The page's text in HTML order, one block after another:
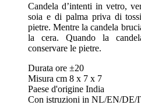
Candela d’intenti in vetro,
soia e di palma priva di
pietre. Mentre la candela
la cera. Quando la
conservare le pietre.
Durata ore ±20
Misura cm 8 x 7 x 7
Paese d'origine India
Con istruzioni in NL/EN/DE/